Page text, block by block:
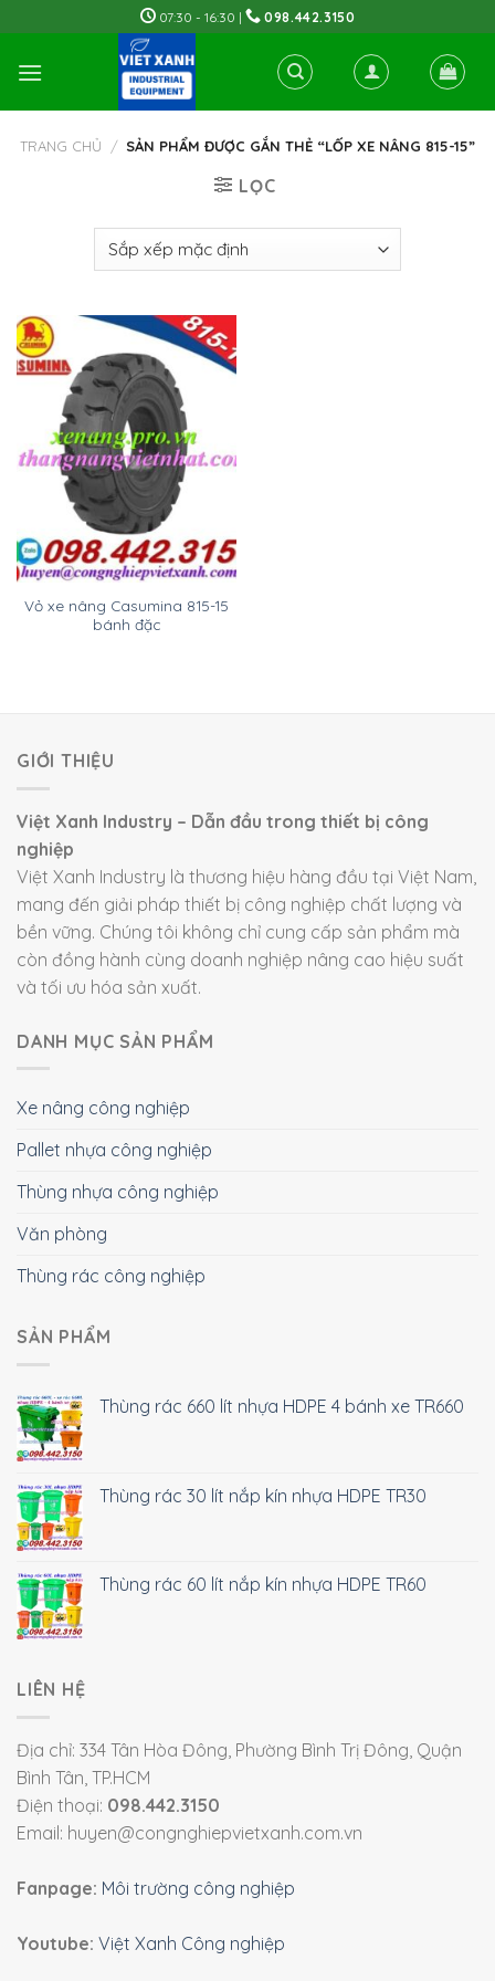
to
content
07:30 - 16:30 | 098.442.3150
TRANG CHỦ / SẢN PHẨM ĐƯỢC GẮN THẺ “LỐP XE NÂNG 815-15”
LỌC
Vỏ xe nâng Casumina 815-15
bánh đặc
GIỚI THIỆU
Việt Xanh Industry – Dẫn đầu trong thiết bị công
nghiệp
Việt Xanh Industry là thương hiệu hàng đầu tại Việt Nam,
mang đến giải pháp thiết bị công nghiệp chất lượng và
bền vững. Chúng tôi không chỉ cung cấp sản phẩm mà
còn đồng hành cùng doanh nghiệp nâng cao hiệu suất
và tối ưu hóa sản xuất.
DANH MỤC SẢN PHẨM
Xe nâng công nghiệp
Pallet nhựa công nghiệp
Thùng nhựa công nghiệp
Văn phòng
Thùng rác công nghiệp
SẢN PHẨM
Thùng rác 660 lít nhựa HDPE 4 bánh xe TR660
Thùng rác 30 lít nắp kín nhựa HDPE TR30
Thùng rác 60 lít nắp kín nhựa HDPE TR60
LIÊN HỆ
Địa chỉ: 334 Tân Hòa Đông, Phường Bình Trị Đông, Quận
Bình Tân, TP.HCM
Điện thoại: 098.442.3150
Email: huyen@congnghiepvietxanh.com.vn
Fanpage: Môi trường công nghiệp
Youtube: Việt Xanh Công nghiệp